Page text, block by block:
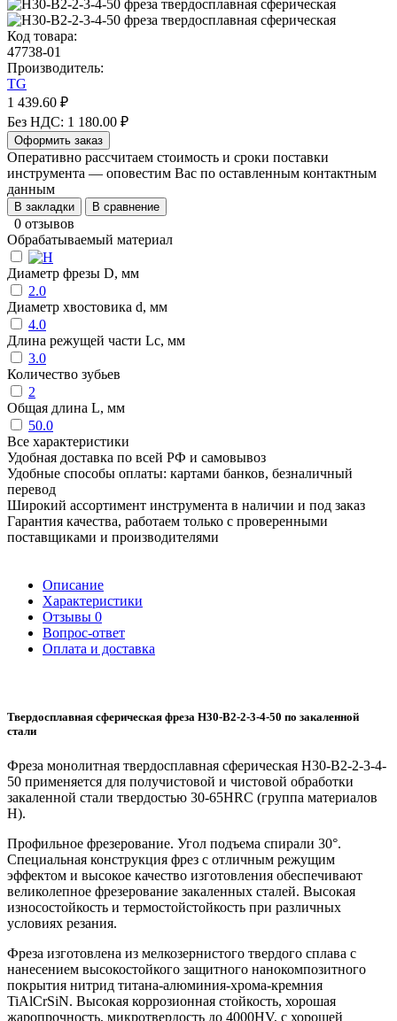
Код товара:
47738-01
Производитель:
TG
1 439.60 ₽
Без НДС: 1 180.00 ₽
Оформить заказ
Оперативно рассчитаем стоимость и сроки поставки
инструмента — оповестим Вас по оставленным контактным
данным
В закладки В сравнение
0 отзывов
Обрабатываемый материал
Диаметр фрезы D, мм
2.0
Диаметр хвостовика d, мм
4.0
Длина режущей части Lc, мм
3.0
Количество зубьев
2
Общая длина L, мм
50.0
Все характеристики
Удобная доставка по всей РФ и самовывоз
Удобные способы оплаты: картами банков, безналичный
перевод
Широкий ассортимент инструмента в наличии и под заказ
Гарантия качества, работаем только с проверенными
поставщиками и производителями
Описание
Характеристики
Отзывы 0
Вопрос-ответ
Оплата и доставка
Твердосплавная сферическая фреза H30-B2-2-3-4-50 по закаленной
стали
Фреза монолитная твердосплавная сферическая H30-B2-2-3-4-
50 применяется для получистовой и чистовой обработки
закаленной стали твердостью 30-65HRC (группа материалов
H).
Профильное фрезерование. Угол подъема спирали 30°.
Специальная конструкция фрез с отличным режущим
эффектом и высокое качество изготовления обеспечивают
великолепное фрезерование закаленных сталей. Высокая
износостойкость и термостойстойкость при различных
условиях резания.
Фреза изготовлена из мелкозернистого твердого сплава с
нанесением высокостойкого защитного нанокомпозитного
покрытия нитрид титана-алюминия-хрома-кремния
TiAlCrSiN. Высокая коррозионная стойкость, хорошая
жаропрочность, микротвердость до 4000HV, с хорошей